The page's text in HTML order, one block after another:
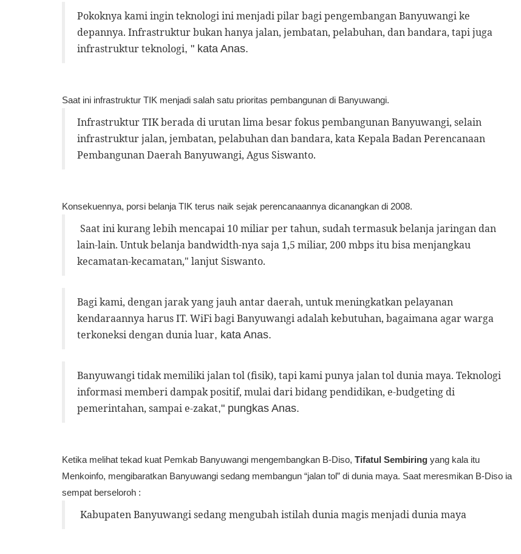
Pokoknya kami ingin teknologi ini menjadi pilar bagi pengembangan Banyuwangi ke
depannya. Infrastruktur bukan hanya jalan, jembatan, pelabuhan, dan bandara, tapi juga
infrastruktur teknologi, " kata Anas.
Saat ini infrastruktur TIK menjadi salah satu prioritas pembangunan di Banyuwangi.
Infrastruktur TIK berada di urutan lima besar fokus pembangunan Banyuwangi, selain
infrastruktur jalan, jembatan, pelabuhan dan bandara, kata Kepala Badan Perencanaan
Pembangunan Daerah Banyuwangi, Agus Siswanto.
Konsekuennya, porsi belanja TIK terus naik sejak perencanaannya dicanangkan di 2008.
Saat ini kurang lebih mencapai 10 miliar per tahun, sudah termasuk belanja jaringan dan
lain-lain. Untuk belanja bandwidth-nya saja 1,5 miliar, 200 mbps itu bisa menjangkau
kecamatan-kecamatan," lanjutSiswanto.
Bagi kami, dengan jarak yang jauh antar daerah, untuk meningkatkan pelayanan
kendaraannya harus IT. WiFi bagi Banyuwangi adalah kebutuhan, bagaimana agar warga
terkoneksi dengan dunia luar, kata Anas.
Banyuwangi tidak memiliki jalan tol (fisik), tapi kami punya jalan tol dunia maya. Teknologi
informasi memberi dampak positif, mulai dari bidang pendidikan, e-budgeting di
pemerintahan, sampai e-zakat," pungkas Anas.
Ketika melihat tekad kuat Pemkab Banyuwangi mengembangkan B-Diso, Tifatul Sembiring yang kala itu
Menkoinfo, mengibaratkan Banyuwangi sedang membangun “jalan tol” di dunia maya. Saat meresmikan B-Diso ia
sempat berseloroh :
Kabupaten Banyuwangi sedang mengubah istilah dunia magis menjadi dunia maya